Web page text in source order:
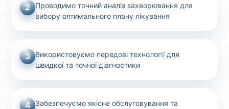
2
Проводимо точний аналіз захворювання для
вибору оптимального плану лікування
3 Використовуємо передові технології для
швидкої та точної діагностики
4 Забезпечуємо якісне обслуговування та